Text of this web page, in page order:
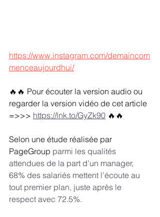
https://www.instagram.com/demaincom
menceaujourdhui/
🔥🔥 Pour écouter la version audio ou
regarder la version vidéo de cet article
=>>> https://lnk.to/GyZk90 🔥🔥
Selon une étude réalisée par
PageGroup parmi les qualités
attendues de la part d’un manager,
68% des salariés mettent l’écoute au
tout premier plan, juste après le
respect avec 72.5%.